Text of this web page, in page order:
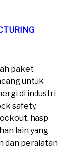
paket
untuk
di industri
safety,
hasp
lain yang
dan peralatan